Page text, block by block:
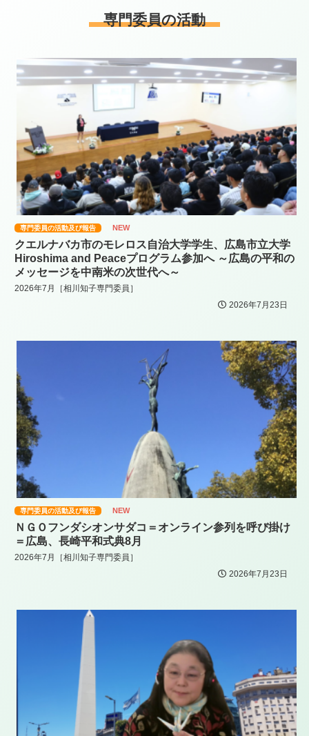
専門委員の活動
専門委員の活動及び報告 NEW
クエルナバカ市のモレロス自治大学学生、広島市立大学
Hiroshima and Peaceプログラム参加へ ～広島の平和の
メッセージを中南米の次世代へ～
2026年7月［相川知子専門委員］
2026年7月23日
専門委員の活動及び報告 NEW
ＮＧＯフンダシオンサダコ＝オンライン参列を呼び掛け
＝広島、長崎平和式典8月
2026年7月［相川知子専門委員］
2026年7月23日